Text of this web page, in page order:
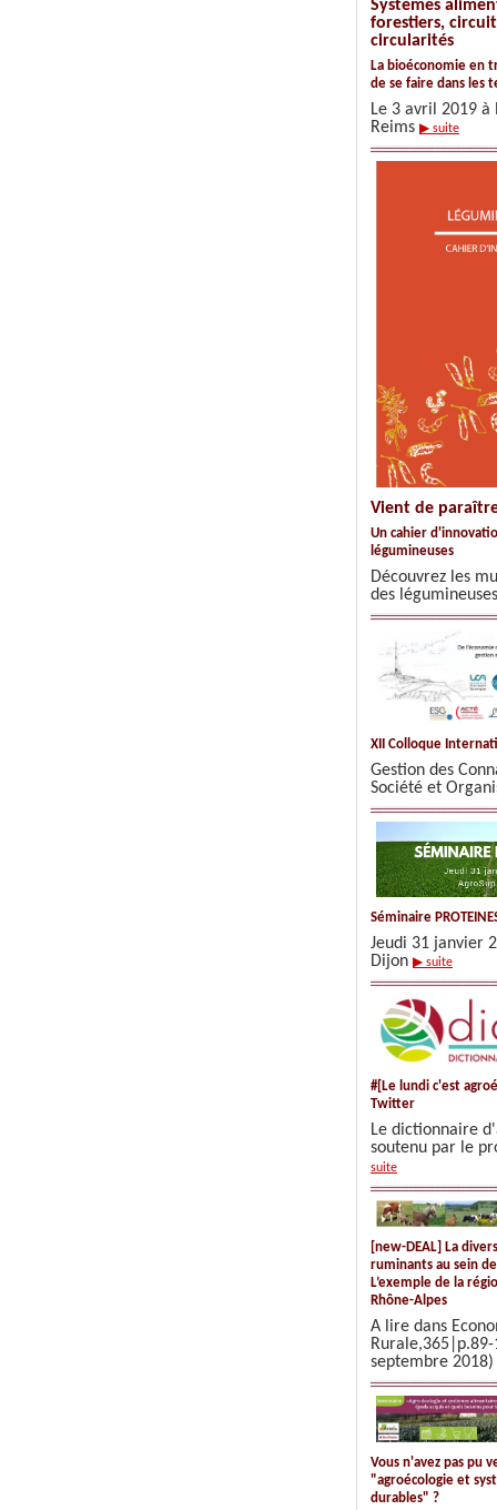
Systèmes
forestiers,
circularités
La bioéconomie en
de se faire dans les
Le 3 avril 2019
Reims ▶ suite
Vient de
Un cahier
légumineuses
Découvrez les
des
XII Colloque
Gestion des
Société et
Séminaire
Jeudi 31 janvier
Dijon ▶ suite
#[Le lundi c'est
Twitter
Le dictionnaire
soutenu par le
suite
[new-DEAL] La
ruminants au sein
L’exemple de la
Rhône-Alpes
A lire dans
septembre 2018)
Vous n'avez pas pu
"agroécologie et
durables" ?